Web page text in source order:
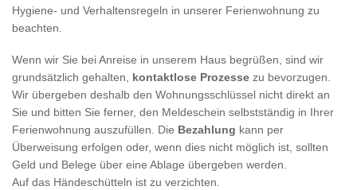
Hygiene- und Verhaltensregeln in unserer Ferienwohnung zu
beachten.
Wenn wir Sie bei Anreise in unserem Haus begrüßen, sind wir
grundsätzlich gehalten, kontaktlose Prozesse zu bevorzugen.
Wir übergeben deshalb den Wohnungsschlüssel nicht direkt an
Sie und bitten Sie ferner, den Meldeschein selbstständig in Ihrer
Ferienwohnung auszufüllen. Die Bezahlung kann per
Überweisung erfolgen oder, wenn dies nicht möglich ist, sollten
Geld und Belege über eine Ablage übergeben werden.
Auf das Händeschütteln ist zu verzichten.